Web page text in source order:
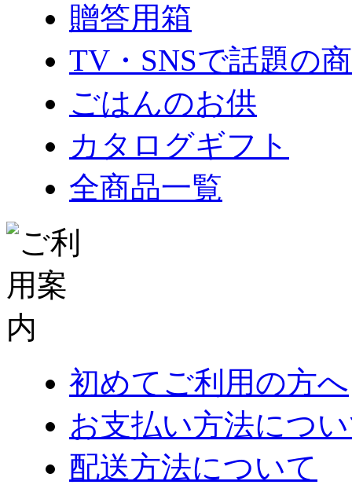
贈答用箱
TV・SNSで話題の
ごはんのお供
カタログギフト
全商品一覧
初めてご利用の方へ
お支払い方法につ
配送方法について